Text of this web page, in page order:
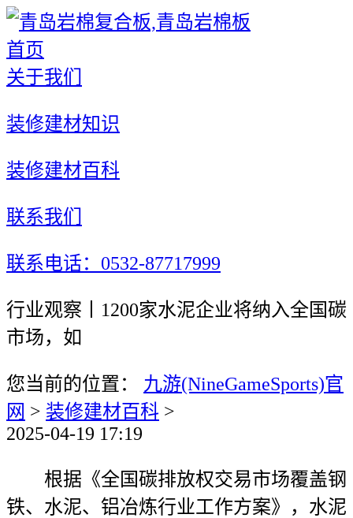
首页
关于我们
装修建材知识
装修建材百科
联系我们
联系电话：0532-87717999
行业观察丨1200家水泥企业将纳入全国碳
市场，如
您当前的位置： 九游(NineGameSports)官
网 > 装修建材百科 >
2025-04-19 17:19
根据《全国碳排放权交易市场覆盖钢
铁、水泥、铝冶炼行业工作方案》，水泥